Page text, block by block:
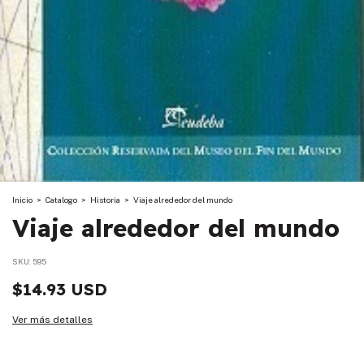
Inicio > Catalogo > Historia > Viaje alrededor del mundo
Viaje alrededor del mundo
SKU: 595
$14.93 USD
Ver más detalles